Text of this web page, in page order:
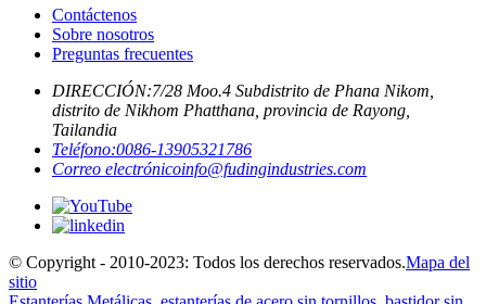
Contáctenos
Sobre nosotros
Preguntas frecuentes
DIRECCIÓN:7/28 Moo.4 Subdistrito de Phana Nikom,
distrito de Nikhom Phatthana, provincia de Rayong,
Tailandia
Teléfono:0086-13905321786
Correo electrónicoinfo@fudingindustries.com
© Copyright - 2010-2023: Todos los derechos reservados.Mapa del
sitio